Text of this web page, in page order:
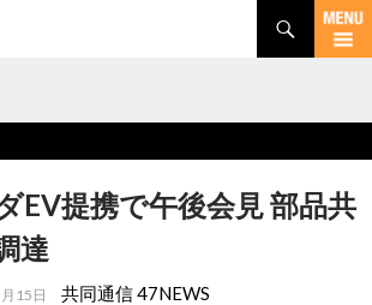
EV提携で午後会見 部品共
達
15日 共同通信 47NEWS